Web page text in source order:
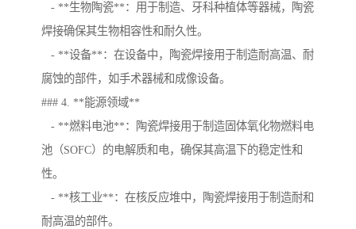
- **生物陶瓷**：用于制造、牙科种植体等器械，陶瓷
焊接确保其生物相容性和耐久性。
- **设备**：在设备中，陶瓷焊接用于制造耐高温、耐
腐蚀的部件，如手术器械和成像设备。
### 4. **能源领域**
- **燃料电池**：陶瓷焊接用于制造固体氧化物燃料电
池（SOFC）的电解质和电，确保其高温下的稳定性和
性。
- **核工业**：在核反应堆中，陶瓷焊接用于制造耐和
耐高温的部件。